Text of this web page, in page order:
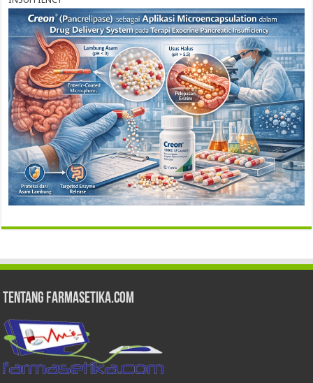
Tentang Farmasetika.com